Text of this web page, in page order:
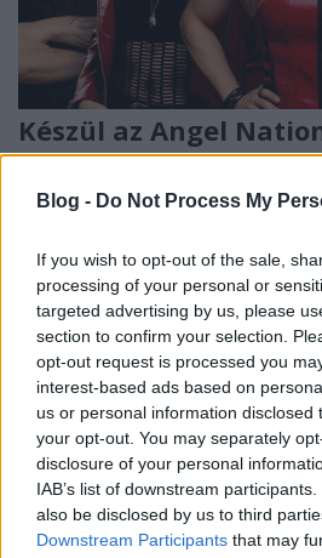
Blog - Do Not Process My
If you wish to opt-out of the sale,
processing of your personal or
targeted advertising by us, please
section to confirm your selection.
opt-out request is processed you
interest-based ads based on
us or personal information disclosed
your opt-out. You may separately
disclosure of your personal
IAB’s list of downstream
also be disclosed by us to third
Downstream Participants that may
Készül az Angel
2017-ben jelentkezett új
angol tagokból állóAngel